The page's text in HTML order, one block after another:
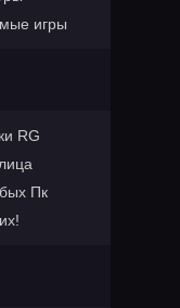
игры
RG
Пк